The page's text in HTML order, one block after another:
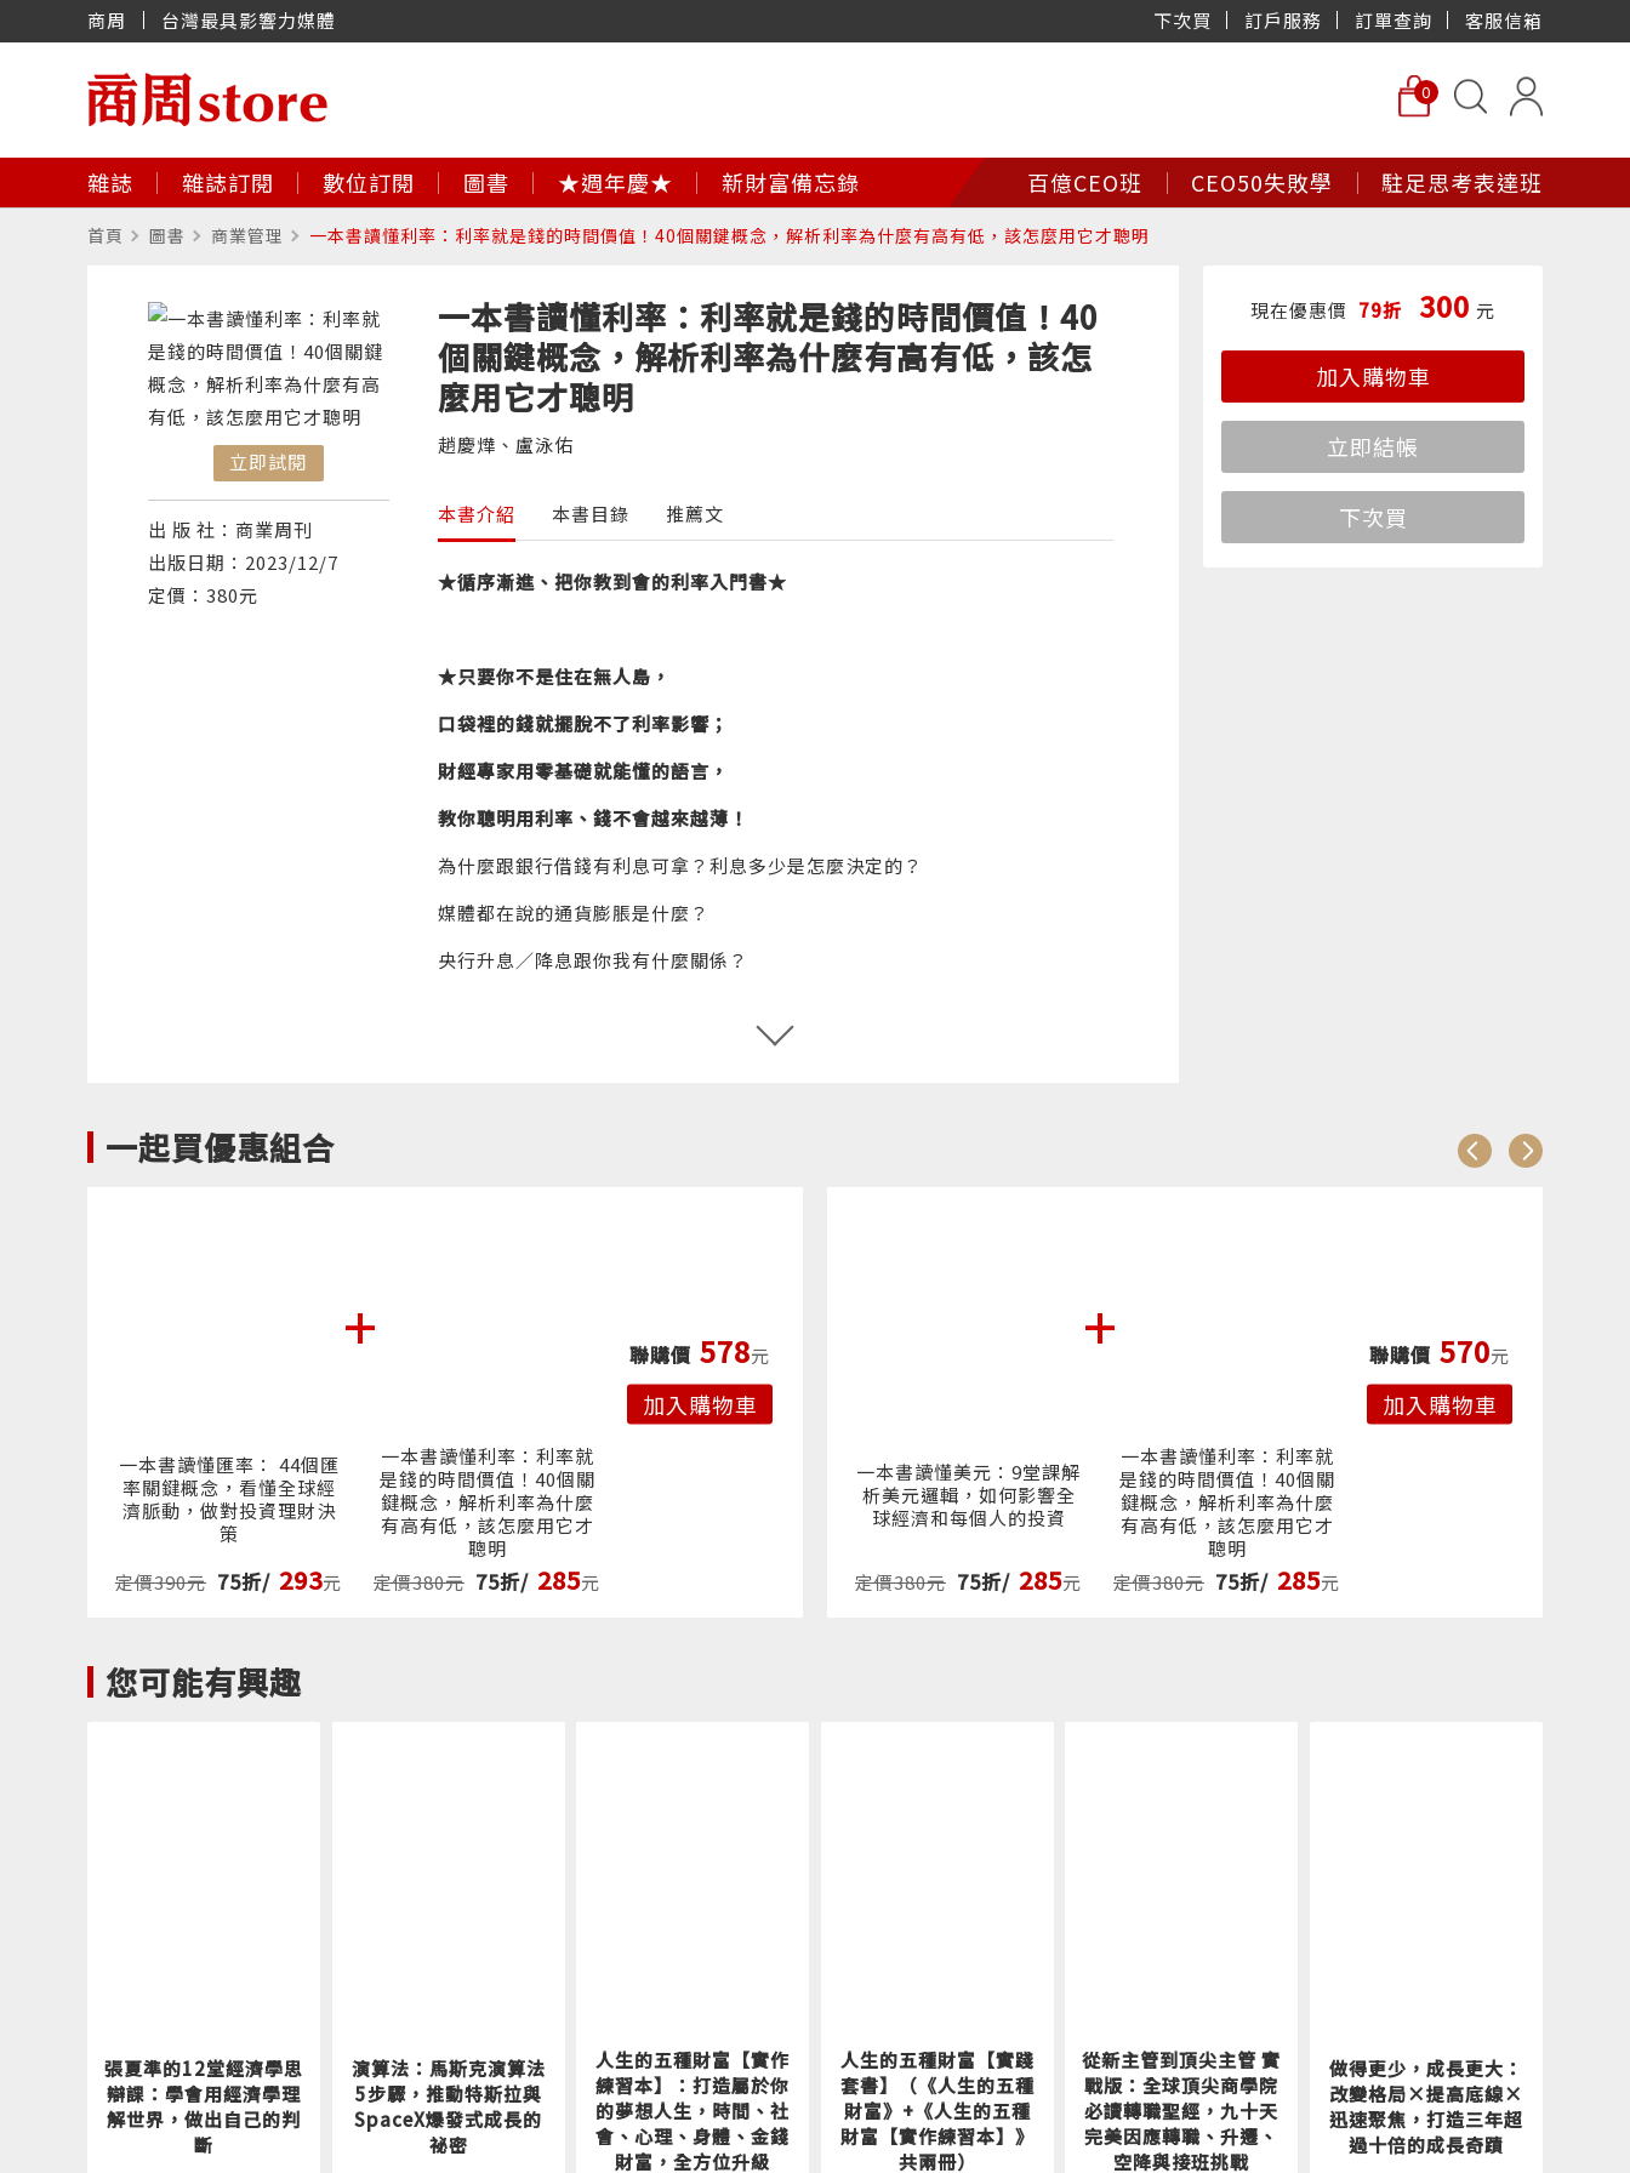
商周 台灣最具影響力媒體 下次買 訂戶服務 訂單查詢 客服信箱
0
雜誌 雜誌訂閱 數位訂閱 圖書 ★週年慶★ 新財富備忘錄 百億CEO班 CEO50失敗學 駐足思考表達班
首頁 圖書 商業管理 一本書讀懂利率：利率就是錢的時間價值！40個關鍵概念，解析利率為什麼有高有低，該怎麼用它才聰明
立即試閱
出 版 社：商業周刊
出版日期：2023/12/7
定價：380元
現在優惠價 79折 300 元
加入購物車
立即結帳
下次買
一本書讀懂利率：利率就是錢的時間價值！40
個關鍵概念，解析利率為什麼有高有低，該怎
麼用它才聰明
趙慶燁、盧泳佑
本書介紹 本書目錄 推薦文
★循序漸進、把你教到會的利率入門書★
★只要你不是住在無人島，
口袋裡的錢就擺脫不了利率影響；
財經專家用零基礎就能懂的語言，
教你聰明用利率、錢不會越來越薄！
為什麼跟銀行借錢有利息可拿？利息多少是怎麼決定的？
媒體都在說的通貨膨脹是什麼？
央行升息／降息跟你我有什麼關係？
這些問題都跟「利率」有關，你知道答案嗎？
「物價」漲跌）、「匯率」（用台幣換到多少日圓、美元）、「股市」（低利
率會催動股市的成長）、「景氣」（低利率會促進公司投資）……利率都牽一
髮而動全身。如果知道利率如何變動，怎麼影響物價、匯率、股市……就像擁
有一架望遠鏡，可以預先探知未來經濟往哪裡走，以及生活、工作與投資的大
方向。
很多人即使知道利率很重要，卻覺得利率機制很複雜、很艱深，不知道從哪開
始學起。兩位韓國資深財經專家的
用利率的最佳入門指南。
從基本觀念開始，透過淺白的文字、日常生活的案
■物價上漲（通貨膨脹）跟市場上的錢多、錢少有關係嗎？
從市場上的貨幣供給量的角度來看，如果政府印太多鈔票，會使貨幣的價值降
低，商品的標示價格就會持續上漲，這就是通膨。
一起買優惠組合
一本書讀懂匯率： 44個匯
率關鍵概念，看懂全球經
濟脈動，做對投資理財決
策
定價390元 75折/ 293元
一本書讀懂利率：利率就
是錢的時間價值！40個關
鍵概念，解析利率為什麼
有高有低，該怎麼用它才
聰明
定價380元 75折/ 285元
聯購價 578元
加入購物車
一本書讀懂美元：9堂課解
析美元邏輯，如何影響全
球經濟和每個人的投資
定價380元 75折/ 285元
一本書讀懂利率：利率就
是錢的時間價值！40個關
鍵概念，解析利率為什麼
有高有低，該怎麼用它才
聰明
定價380元 75折/ 285元
聯購價 570元
加入購物車
您可能有興趣
張夏準的12堂經濟學思
辯課：學會用經濟學理
解世界，做出自己的判
斷
演算法：馬斯克演算法
5步驟，推動特斯拉與
SpaceX爆發式成長的
祕密
人生的五種財富【實作
練習本】：打造屬於你
的夢想人生，時間、社
會、心理、身體、金錢
財富，全方位升級
人生的五種財富【實踐
套書】（《人生的五種
財富》+《人生的五種
財富【實作練習本】》
共兩冊）
從新主管到頂尖主管 實
戰版：全球頂尖商學院
必讀轉職聖經，九十天
完美因應轉職、升遷、
空降與接班挑戰
做得更少，成長更大：
改變格局×提高底線×
迅速聚焦，打造三年超
過十倍的成長奇蹟